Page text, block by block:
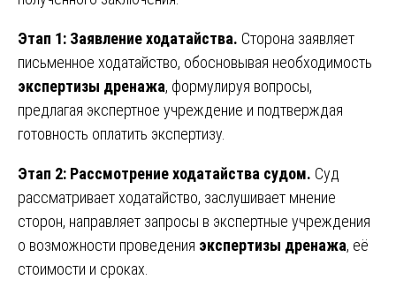
Этап 1: Заявление ходатайства. Сторона заявляет
письменное ходатайство, обосновывая необходимость
экспертизы дренажа, формулируя вопросы,
предлагая экспертное учреждение и подтверждая
готовность оплатить экспертизу.
Этап 2: Рассмотрение ходатайства судом. Суд
рассматривает ходатайство, заслушивает мнение
сторон, направляет запросы в экспертные учреждения
о возможности проведения экспертизы дренажа, её
стоимости и сроках.